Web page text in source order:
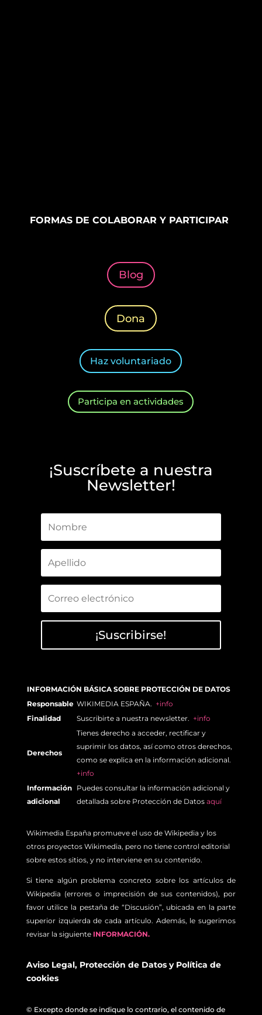
FORMAS DE COLABORAR Y PARTICIPAR
Blog
Dona
Haz voluntariado
Participa en actividades
¡Suscríbete a nuestra
Newsletter!
¡Suscribirse!
INFORMACIÓN BÁSICA SOBRE PROTECCIÓN DE DATOS
Responsable WIKIMEDIA ESPAÑA. +info
Finalidad
Suscribirte a nuestra newsletter. +info
Derechos
Tienes derecho a acceder, rectificar y
suprimir los datos, así como otros derechos,
como se explica en la información adicional.
+info
Información
adicional
Puedes consultar la información adicional y
detallada sobre Protección de Datos aquí
Wikimedia España promueve el uso de Wikipedia y los
otros proyectos Wikimedia, pero no tiene control editorial
sobre estos sitios, y no interviene en su contenido.
Si tiene algún problema concreto sobre los artículos de
Wikipedia (errores o imprecisión de sus contenidos), por
favor utilice la pestaña de “Discusión”, ubicada en la parte
superior izquierda de cada artículo. Además, le sugerimos
revisar la siguiente INFORMACIÓN.
Aviso Legal, Protección de Datosy Política de
cookies
© Excepto donde se indique lo contrario, el contenido de